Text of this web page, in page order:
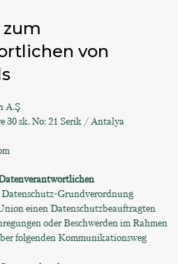
von
A.Ş
30 sk. No: 21 Serik / Antalya
Datenschutz-Grundverordnung
einen Datenschutzbeauftragten
oder Beschwerden im Rahmen
folgenden Kommunikationsweg